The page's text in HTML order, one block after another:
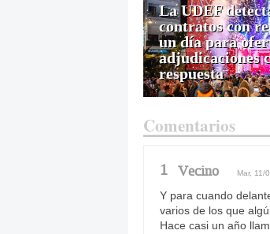
La UDEF
contratos con
un día para
adjudicaciones
respuesta
Comentarios
1 Vecino Mar, 11/
Y para cuando
varios de los que
Hace casi un año